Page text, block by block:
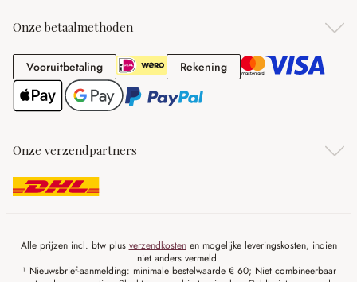
Onze betaalmethoden
VooruitbetalingVooruitbetaling RekeningRekening
Onze verzendpartners
Alle prijzen incl. btw plus verzendkostenen mogelijke leveringskosten, indien
niet anders vermeld.
¹ Nieuwsbrief-aanmelding: minimale bestelwaarde € 60; Niet combineerbaar